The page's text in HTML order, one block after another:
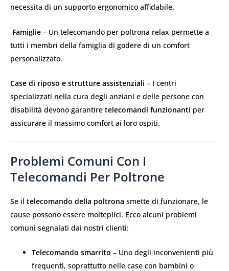
necessita di un supporto ergonomico affidabile.
Famiglie – Un telecomando per poltrona relax permette a
tutti i membri della famiglia di godere di un comfort
personalizzato.
Case di riposo e strutture assistenziali – I centri
specializzati nella cura degli anziani e delle persone con
disabilità devono garantire telecomandi funzionanti per
assicurare il massimo comfort ai loro ospiti.
Problemi Comuni Con I
Telecomandi Per Poltrone
Se il telecomando della poltrona smette di funzionare, le
cause possono essere molteplici. Ecco alcuni problemi
comuni segnalati dai nostri clienti:
Telecomando smarrito – Uno degli inconvenienti più
frequenti, soprattutto nelle case con bambini o